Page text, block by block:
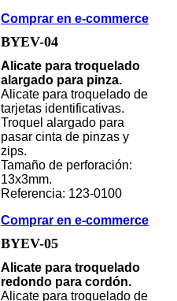
Comprar en e-commerce
BYEV-04
Alicate para troquelado
alargado para pinza.
Alicate para troquelado de
tarjetas identificativas.
Troquel alargado para
pasar cinta de pinzas y
zips.
Tamaño de perforación:
13x3mm.
Referencia: 123-0100
Comprar en e-commerce
BYEV-05
Alicate para troquelado
redondo para cordón.
Alicate para troquelado de